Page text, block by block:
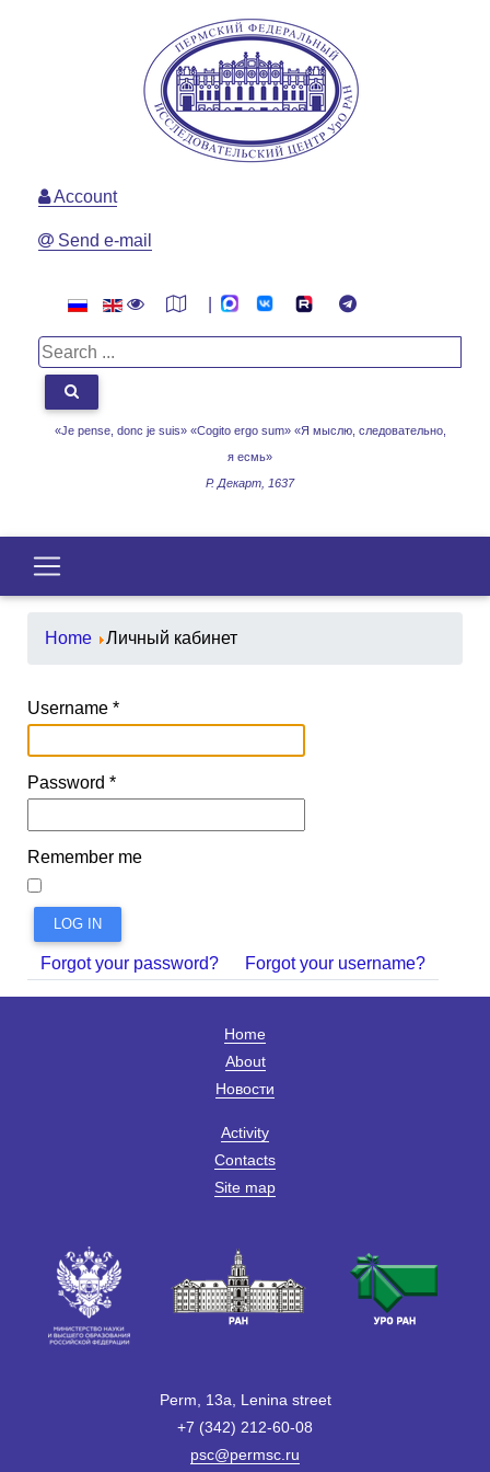
«Je pense, donc je suis» «Cogito ergo sum» «Я мыслю, следовательно,
я есмь»
Р. Декарт, 1637
Account
Send e-mail
Home Личный кабинет
Username *
Password *
Remember me
LOG IN
Forgot your password? Forgot your username?
Home
About
Новости
Activity
Contacts
Site map
Perm, 13a, Lenina street
+7 (342) 212-60-08
psc@permsc.ru